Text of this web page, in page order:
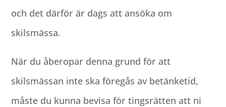
och det därför är dags att ansöka om
skilsmässa.
När du åberopar denna grund för att
skilsmässan inte ska föregås av betänketid,
måste du kunna bevisa för tingsrätten att ni